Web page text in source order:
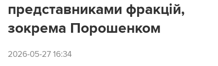
представниками фракцій,
зокрема Порошенком
2026-05-27 16:34